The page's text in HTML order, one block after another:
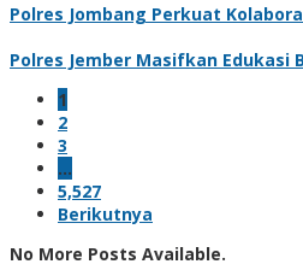
Polres Jombang Perkuat
Polres Jember Masifkan Edukasi
1
2
3
…
5,527
Berikutnya
No More Posts Available.